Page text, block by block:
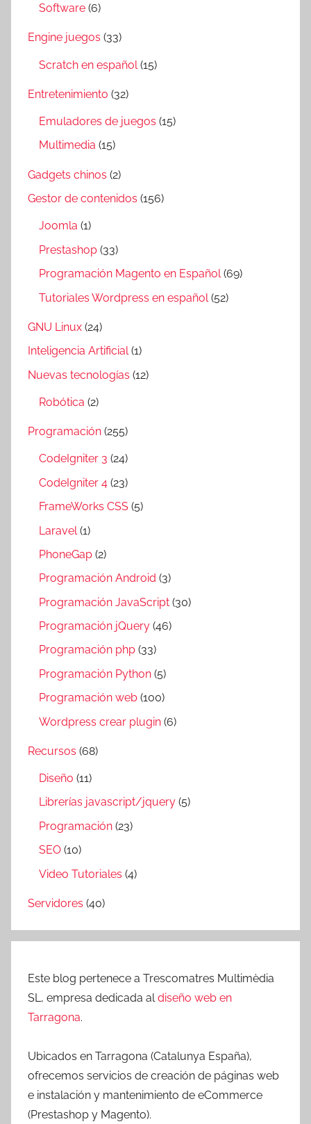
Software (6)
Engine juegos (33)
Scratch en español (15)
Entretenimiento (32)
Emuladores de juegos (15)
Multimedia (15)
Gadgets chinos (2)
Gestor de contenidos (156)
Joomla (1)
Prestashop (33)
Programación Magento en Español(69)
Tutoriales Wordpress en español (52)
GNU Linux (24)
Inteligencia Artificial(1)
Nuevas tecnologías (12)
Robótica (2)
Programación (255)
CodeIgniter 3 (24)
CodeIgniter 4 (23)
FrameWorks CSS (5)
Laravel (1)
PhoneGap (2)
Programación Android (3)
Programación JavaScript (30)
Programación jQuery (46)
Programación php (33)
Programación Python (5)
Programación web (100)
Wordpress crear plugin (6)
Recursos (68)
Diseño (11)
Librerías javascript/jquery (5)
Programación (23)
SEO (10)
Video Tutoriales (4)
Servidores (40)
Este blog pertenece a Trescomatres Multimèdia
SL, empresa dedicada aldiseño web en
Tarragona.
Ubicados en Tarragona (Catalunya España),
ofrecemos servicios de creación de páginas web
e instalación y mantenimiento de eCommerce
(Prestashop y Magento).